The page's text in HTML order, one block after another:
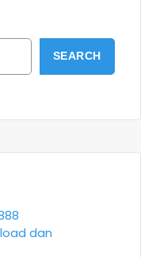
SEARCH
dan